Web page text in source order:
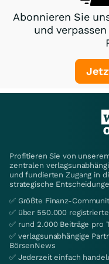
Abonnieren Sie
und
Profitieren Sie von
zentralen
und fundierten Zugang in
strategische
✅ Größte Finanz-
✅ über 550.000
✅ rund 2.000 Beiträge pro
✅ verlagsunabhängige
BörsenNews
✅ Jederzeit einfach